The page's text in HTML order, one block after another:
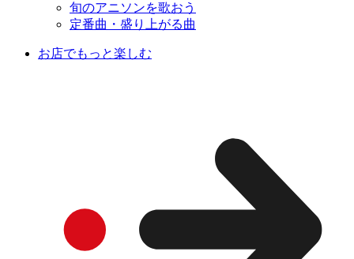
旬のアニソンを歌おう
定番曲・盛り上がる曲
お店でもっと楽しむ